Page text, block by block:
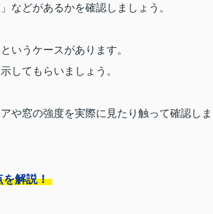
などがあるかを確認しましょう。
いうケースがあります。
してもらいましょう。
や窓の強度を実際に見たり触って確認しま
を解説！